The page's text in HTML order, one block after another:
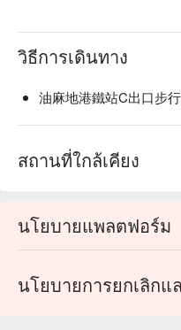
วิธีการเดินทาง
油麻地港鐵站C出口步行
สถานที่ใกล้เคียง
นโยบายแพลตฟอร์ม
นโยบายการยกเลิกแ